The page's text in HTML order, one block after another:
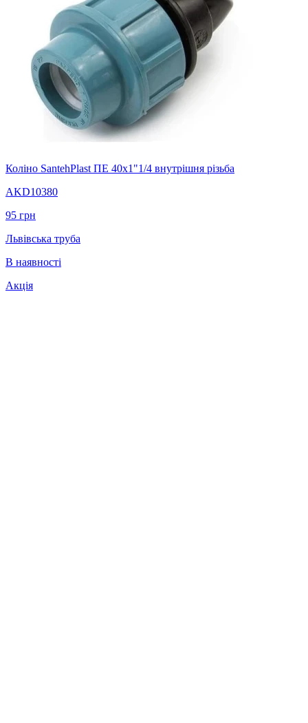
Коліно SantehPlast ПЕ 40x1"1/4 внутрішня різьба
AKD10380
95 грн
Львівська труба
В наявності
Акція